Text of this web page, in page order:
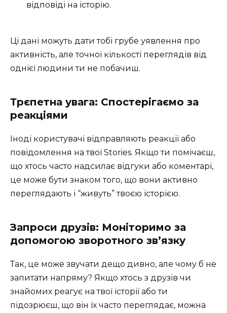
відповіді на історію.
Ці дані можуть дати тобі грубе уявлення про
активність, але точної кількості переглядів від
однієї людини ти не побачиш.
Трєпетна увага: Спостерігаємо за
реакціями
Іноді користувачі відправляють реакції або
повідомлення на твої Stories. Якщо ти помічаєш,
що хтось часто надсилає відгуки або коментарі,
це може бути знаком того, що вони активно
переглядають і “живуть” твоєю історією.
Запроси друзів: Моніторимо за
допомогою зворотного зв’язку
Так, це може звучати дещо дивно, але чому б не
запитати напряму? Якщо хтось з друзів чи
знайомих реагує на твої історії або ти
підозрюєш, що він їх часто переглядає, можна